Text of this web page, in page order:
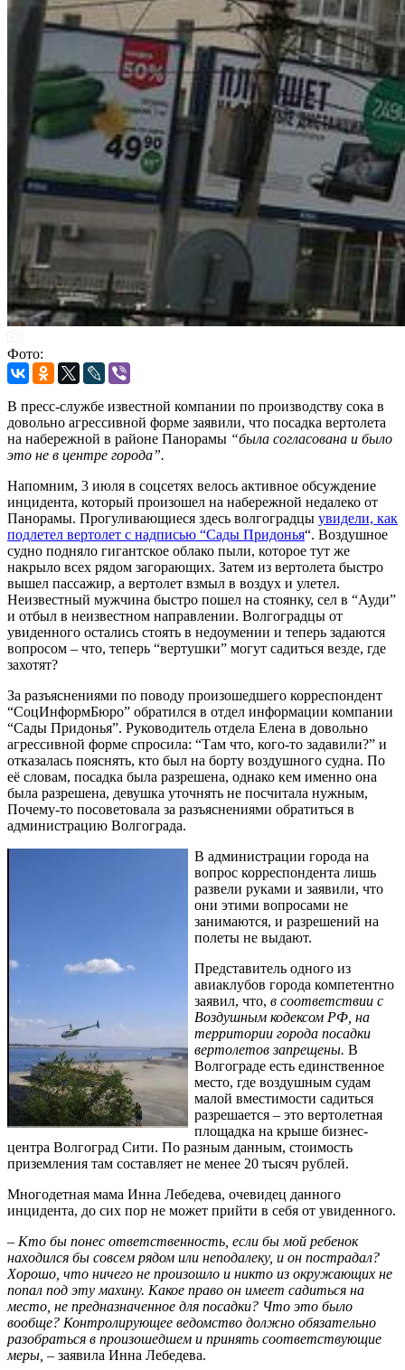
Фото:
В пресс-службе известной компании по производству сока в
довольно агрессивной форме заявили, что посадка вертолета
на набережной в районе Панорамы “была согласована и было
это не в центре города”.
Напомним, 3 июля в соцсетях велось активное обсуждение
инцидента, который произошел на набережной недалеко от
Панорамы. Прогуливающиеся здесь волгоградцы увидели, как
подлетел вертолет с надписью “Сады Придонья“. Воздушное
судно подняло гигантское облако пыли, которое тут же
накрыло всех рядом загорающих. Затем из вертолета быстро
вышел пассажир, а вертолет взмыл в воздух и улетел.
Неизвестный мужчина быстро пошел на стоянку, сел в “Ауди”
и отбыл в неизвестном направлении. Волгоградцы от
увиденного остались стоять в недоумении и теперь задаются
вопросом – что, теперь “вертушки” могут садиться везде, где
захотят?
За разъяснениями по поводу произошедшего корреспондент
“СоцИнформБюро” обратился в отдел информации компании
“Сады Придонья”. Руководитель отдела Елена в довольно
агрессивной форме спросила: “Там что, кого-то задавили?” и
отказалась пояснять, кто был на борту воздушного судна. По
её словам, посадка была разрешена, однако кем именно она
была разрешена, девушка уточнять не посчитала нужным,
Почему-то посоветовала за разъяснениями обратиться в
администрацию Волгограда.
В администрации города на
вопрос корреспондента лишь
развели руками и заявили, что
они этими вопросами не
занимаются, и разрешений на
полеты не выдают.
Представитель одного из
авиаклубов города компетентно
заявил, что, в соответствии с
Воздушным кодексом РФ, на
территории города посадки
вертолетов запрещены. В
Волгограде есть единственное
место, где воздушным судам
малой вместимости садиться
разрешается – это вертолетная
площадка на крыше бизнес-
центра Волгоград Сити. По разным данным, стоимость
приземления там составляет не менее 20 тысяч рублей.
Многодетная мама Инна Лебедева, очевидец данного
инцидента, до сих пор не может прийти в себя от увиденного.
– Кто бы понес ответственность, если бы мой ребенок
находился бы совсем рядом или неподалеку, и он пострадал?
Хорошо, что ничего не произошло и никто из окружающих не
попал под эту махину. Какое право он имеет садиться на
место, не предназначенное для посадки? Что это было
вообще? Контролирующее ведомство должно обязательно
разобраться в произошедшем и принять соответствующие
меры, – заявила Инна Лебедева.